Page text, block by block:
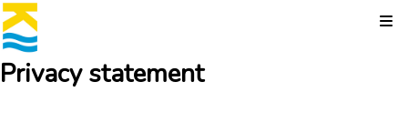
Privacy statement